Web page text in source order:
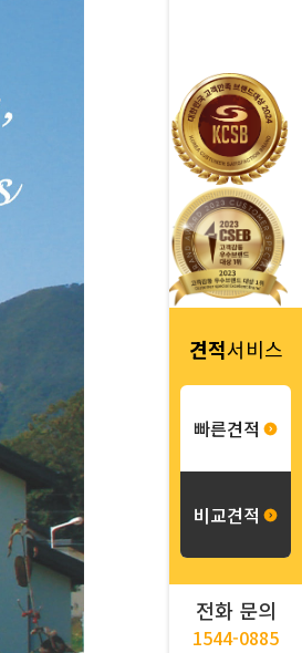
견적서비스
빠른견적
비교견적
전화 문의
1544-0885